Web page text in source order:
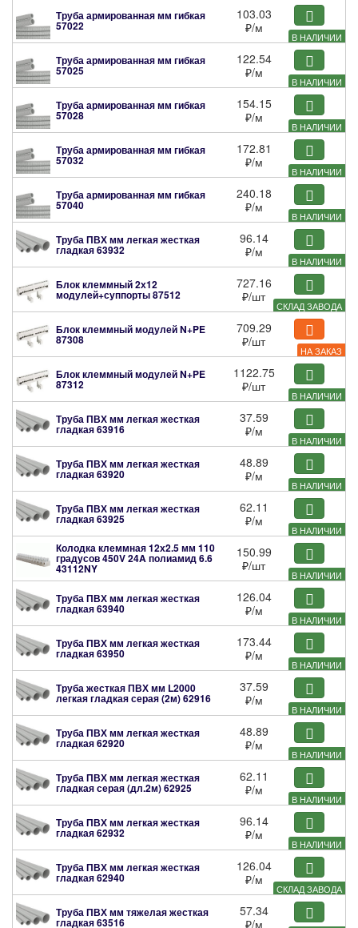
В НАЛИЧИИ
Труба армированная мм гибкая
57022
103.03
₽/м
В НАЛИЧИИ
Труба армированная мм гибкая
57025
122.54
₽/м
В НАЛИЧИИ
Труба армированная мм гибкая
57028
154.15
₽/м
В НАЛИЧИИ
Труба армированная мм гибкая
57032
172.81
₽/м
В НАЛИЧИИ
Труба армированная мм гибкая
57040
240.18
₽/м
В НАЛИЧИИ
Труба ПВХ мм легкая жесткая
гладкая63932
96.14
₽/м
СКЛАД ЗАВОДА
Блок клеммный 2х12
модулей+суппорты87512
727.16
₽/шт
НА ЗАКАЗ
Блок клеммный модулей N+PE
87308
709.29
₽/шт
В НАЛИЧИИ
Блок клеммный модулей N+PE
87312
1122.75
₽/шт
В НАЛИЧИИ
Труба ПВХ мм легкая жесткая
гладкая63916
37.59
₽/м
В НАЛИЧИИ
Труба ПВХ мм легкая жесткая
гладкая63920
48.89
₽/м
В НАЛИЧИИ
Труба ПВХ мм легкая жесткая
гладкая63925
62.11
₽/м
В НАЛИЧИИ
Колодка клеммная 12х2.5 мм 110
градусов 450V 24A полиамид 6.6
43112NY
150.99
₽/шт
В НАЛИЧИИ
Труба ПВХ мм легкая жесткая
гладкая63940
126.04
₽/м
В НАЛИЧИИ
Труба ПВХ мм легкая жесткая
гладкая63950
173.44
₽/м
В НАЛИЧИИ
Труба жесткая ПВХ мм L2000
легкая гладкая серая (2м)62916
37.59
₽/м
В НАЛИЧИИ
Труба ПВХ мм легкая жесткая
гладкая62920
48.89
₽/м
В НАЛИЧИИ
Труба ПВХ мм легкая жесткая
гладкая серая (дл.2м)62925
62.11
₽/м
В НАЛИЧИИ
Труба ПВХ мм легкая жесткая
гладкая62932
96.14
₽/м
СКЛАД ЗАВОДА
Труба ПВХ мм легкая жесткая
гладкая62940
126.04
₽/м
Труба ПВХ мм тяжелая жесткая
гладкая63516
57.34
₽/м